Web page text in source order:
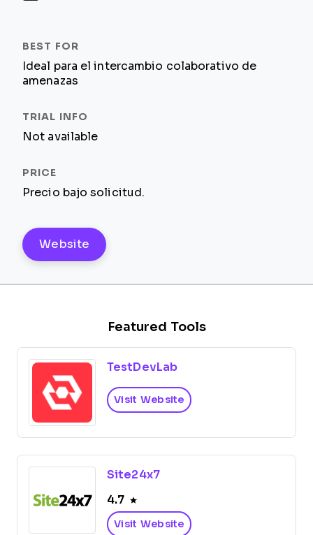
Ideal para el intercambio colaborativo de
amenazas
Not available
Precio bajo solicitud.
Website
Featured Tools
TestDevLab
Visit Website
Site24x7
4.7
Visit Website